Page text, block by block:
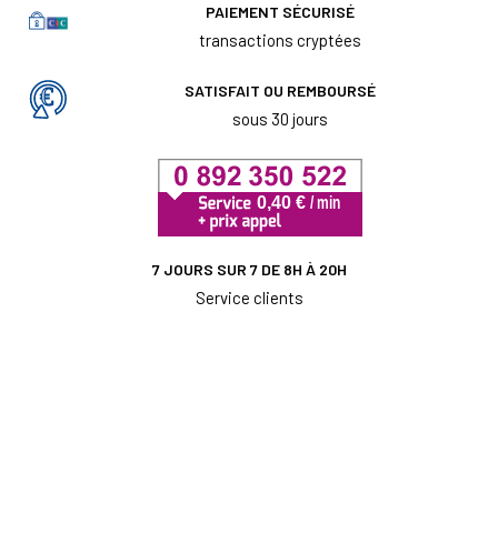
PAIEMENT SÉCURISÉ
transactions cryptées
SATISFAIT OU REMBOURSÉ
sous 30 jours
7 JOURS SUR 7 DE 8H À 20H
Service clients